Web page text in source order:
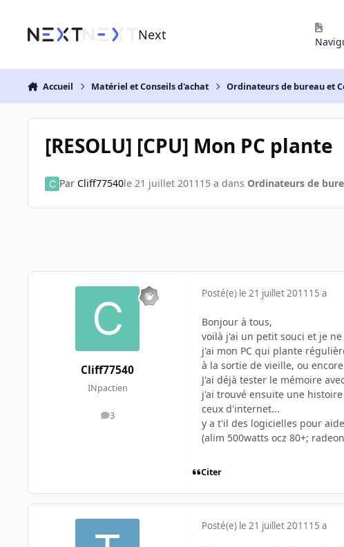
Next
Accueil Matériel et Conseils d'achat Ordinateurs de bureau et
[RESOLU] [CPU] Mon PC plante
Par Cliff77540le 21 juillet 2011 15 a dans Ordinateurs de
Cliff77540
INpactien
3
messages
Posté(e) le 21 juillet 2011 15 a
Bonjour à tous,
voilà j'ai un petit souci et je
j'ai mon PC qui plante
à la sortie de vieille, ou
J'ai déjà tester le mémoire
j'ai trouvé ensuite une
ceux d'internet...
y a t'il des logicielles pour
(alim 500watts ocz 80+;
Citer
Posté(e) le 21 juillet 2011 15 a